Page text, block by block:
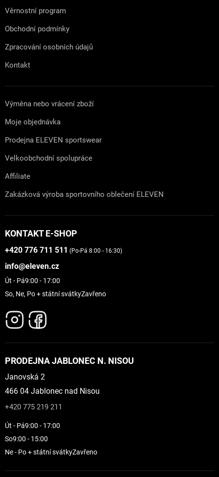
Věrnostní program
Obchodní podmínky
Zpracování osobních údajů
Kontakt
Výměna nebo vrácení zboží
Moje objednávka
Prodejna ELEVEN sportswear
Velkoobchodní spolupráce
Affiliate
Zakázková výroba sportovního oblečení ELEVEN
KONTAKT E-SHOP
+420 776 711 511 (Po-Pá 8:00 - 16:30)
info@eleven.cz
Út - Pá9:00 - 17:00
So, Ne, Po + státní svátkyZavřeno
PRODEJNA JABLONEC N. NISOU
Janovská 2
466 04 Jablonec nad Nisou
+420 775 219 211
Út - Pá9:00 - 17:00
So9:00 - 15:00
Ne - Po + státní svátkyZavřeno